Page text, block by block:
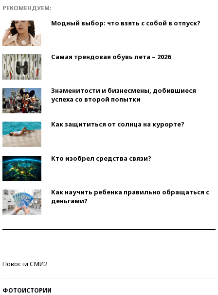
РЕКОМЕНДУЕМ:
Модный выбор: что взять с собой в отпуск?
Самая трендовая обувь лета – 2026
Знаменитости и бизнесмены, добившиеся
успеха со второй попытки
Как защититься от солнца на курорте?
Кто изобрел средства связи?
Как научить ребенка правильно обращаться с
деньгами?
Новости СМИ2
ФОТОИСТОРИИ